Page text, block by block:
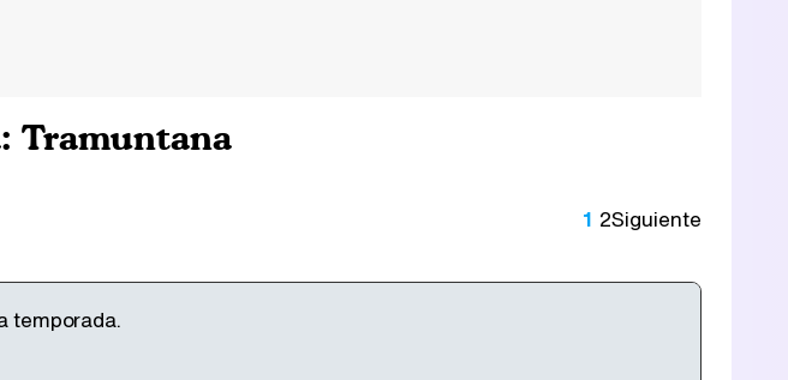
Tramuntana
1 2Siguiente
temporada.